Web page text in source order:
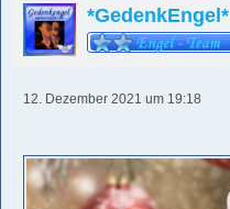
*GedenkEngel*
12. Dezember 2021 um 19:18